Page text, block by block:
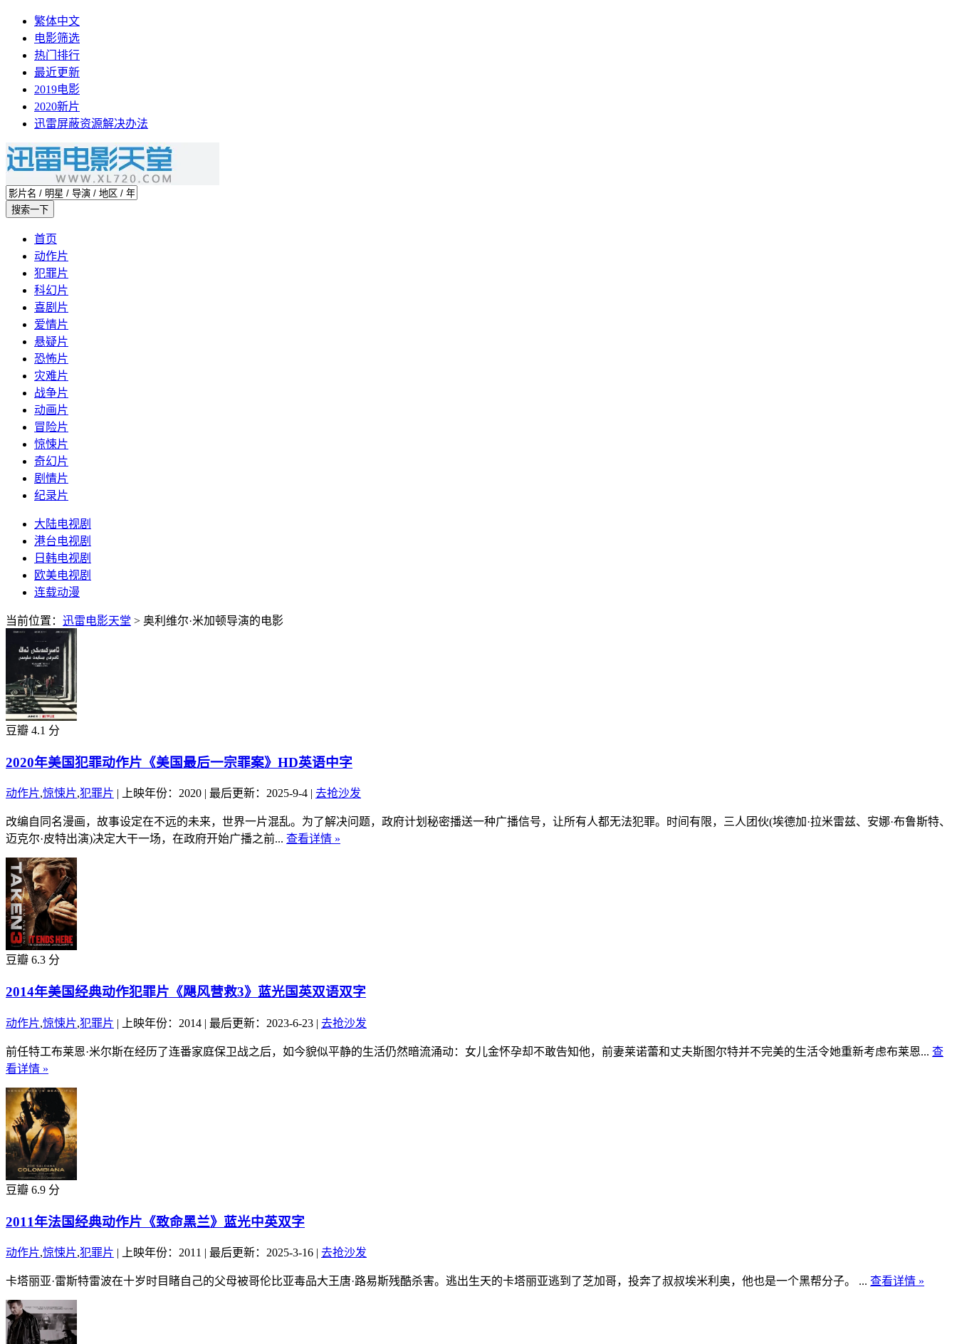
繁体中文
电影筛选
热门排行
最近更新
2019电影
2020新片
迅雷屏蔽资源解决办法
首页
动作片
犯罪片
科幻片
喜剧片
爱情片
悬疑片
恐怖片
灾难片
战争片
动画片
冒险片
惊悚片
奇幻片
剧情片
纪录片
大陆电视剧
港台电视剧
日韩电视剧
欧美电视剧
连载动漫
当前位置： 迅雷电影天堂 > 奥利维尔·米加顿导演的电影
豆瓣 4.1 分
2020年美国犯罪动作片《美国最后一宗罪案》HD英语中字
动作片,惊悚片,犯罪片 | 上映年份：2020 | 最后更新：2025-9-4 | 去抢沙发
改编自同名漫画，故事设定在不远的未来，世界一片混乱。为了解决问题，政府计划秘密播送一种广播信号，让所有人都无法犯罪。时间有限，三人团伙(埃德加·拉米雷兹、安娜·布鲁斯特、
迈克尔·皮特出演)决定大干一场，在政府开始广播之前... 查看详情 »
豆瓣 6.3 分
2014年美国经典动作犯罪片《飓风营救3》蓝光国英双语双字
动作片,惊悚片,犯罪片 | 上映年份：2014 | 最后更新：2023-6-23 | 去抢沙发
前任特工布莱恩·米尔斯在经历了连番家庭保卫战之后，如今貌似平静的生活仍然暗流涌动：女儿金怀孕却不敢告知他，前妻莱诺蕾和丈夫斯图尔特并不完美的生活令她重新考虑布莱恩... 查
看详情 »
豆瓣 6.9 分
2011年法国经典动作片《致命黑兰》蓝光中英双字
动作片,惊悚片,犯罪片 | 上映年份：2011 | 最后更新：2025-3-16 | 去抢沙发
卡塔丽亚·雷斯特雷波在十岁时目睹自己的父母被哥伦比亚毒品大王唐·路易斯残酷杀害。逃出生天的卡塔丽亚逃到了芝加哥，投奔了叔叔埃米利奥，他也是一个黑帮分子。 ... 查看详情 »